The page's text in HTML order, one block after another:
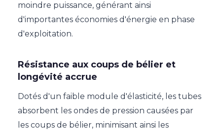
moindre puissance, générant ainsi
d'importantes économies d'énergie en phase
d'exploitation.
Résistance aux coups de bélier et
longévité accrue
Dotés d'un faible module d'élasticité, les tubes
absorbent les ondes de pression causées par
les coups de bélier, minimisant ainsi les